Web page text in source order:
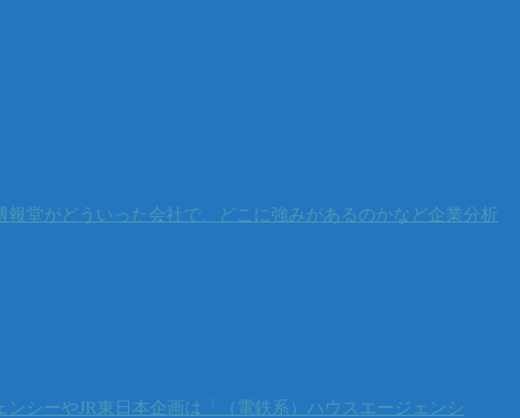
堂がどういった会社で、どこに強みがあるのかなど企業分析
シーやJR東日本企画は「（電鉄系）ハウスエージェンシ